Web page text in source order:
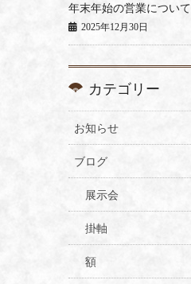
年末年始の営業について
2025年12月30日
カテゴリー
お知らせ
ブログ
展示会
掛軸
額